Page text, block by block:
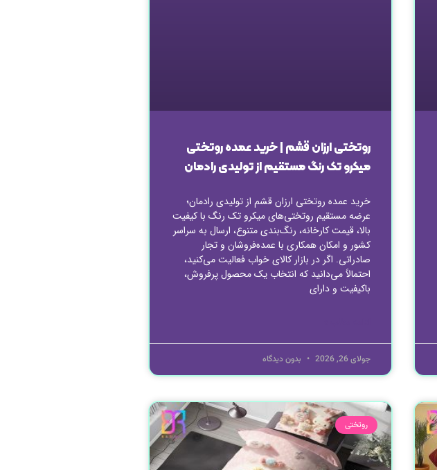
روتختی ارزان قشم | خرید عمده روتختی
میکرو تک رنگ مستقیم از تولیدی رادمان
خرید عمده روتختی ارزان قشم از تولیدی رادمان؛
عرضه مستقیم روتختی‌های میکرو تک رنگ با کیفیت
بالا، قیمت کارخانه، رنگ‌بندی متنوع، ارسال به سراسر
کشور و امکان همکاری با عمده‌فروشان و تجار
صادراتی. اگر در بازار کالای خواب فعالیت می‌کنید،
احتمالاً می‌دانید که انتخاب یک محصول پرفروش،
باکیفیت و دارای
جولای 26, 2026 بدون دیدگاه
روتختی